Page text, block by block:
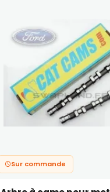
Sur commande